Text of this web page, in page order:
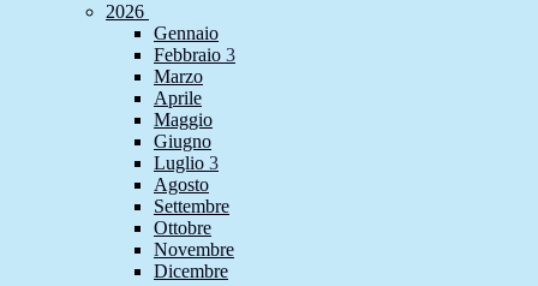
2026
Gennaio
Febbraio 3
Marzo
Aprile
Maggio
Giugno
Luglio 3
Agosto
Settembre
Ottobre
Novembre
Dicembre